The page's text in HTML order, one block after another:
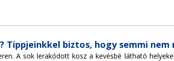
Tippjeinkkel biztos, hogy semmi nem
A sok lerakódott kosz a kevésbé látható